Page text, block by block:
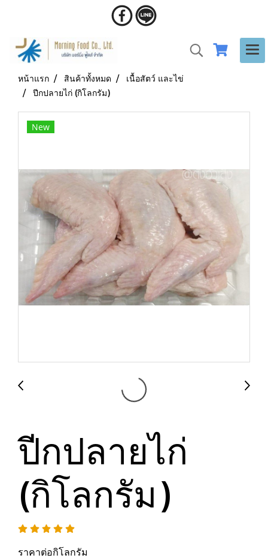
หน้าแรก สินค้าทั้งหมด
เนื้อสัตว์ และไข่
ปีกปลายไก่ (กิโลกรัม)
New
ปีกปลายไก่
(กิโลกรัม)
ราคาต่อกิโลกรัม